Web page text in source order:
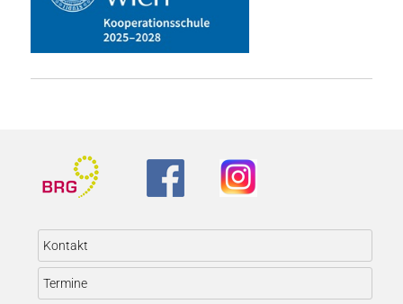
Kontakt
Termine